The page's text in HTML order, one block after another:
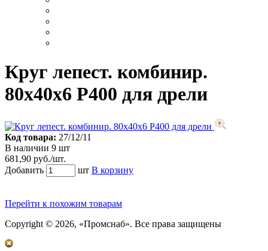
Круг лепест. комбинир.
80х40х6 Р400 для дрели
Код товара: 27/12/11
В наличии 9 шт
681,90 руб./шт.
Добавить
шт В корзину
Перейти к похожим товарам
Copyright © 2026, «Промснаб». Все права защищены